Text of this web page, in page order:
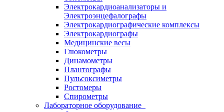
Электрокардиоанализаторы и
Электроэнцефалографы
Электрокардиографические комплексы
Электрокардиографы
Медицинские весы
Глюкометры
Динамометры
Плантографы
Пульсоксиметры
Ростомеры
Спирометры
Лабораторное оборудование